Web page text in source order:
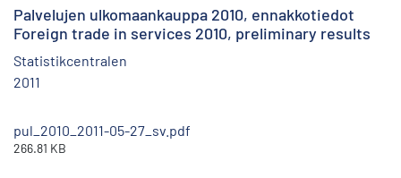
Palvelujen ulkomaankauppa 2010, ennakkotiedot
Foreign trade in services 2010, preliminary results
Statistikcentralen
2011
pul_2010_2011-05-27_sv.pdf
266.81 KB